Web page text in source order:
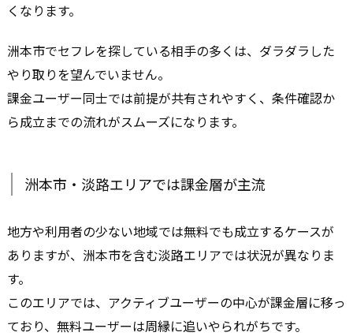
くなります。
洲本市でセフレを探している相手の多くは、ダラダラした
やり取りを望んでいません。
課金ユーザー同士では前提が共有されやすく、条件確認か
ら成立までの流れがスムーズになります。
洲本市・淡路エリアでは課金層が主流
地方や利用者の少ない地域では無料でも成立するケースが
ありますが、洲本市を含む淡路エリアでは状況が異なりま
す。
このエリアでは、アクティブユーザーの中心が課金層に移っ
ており、無料ユーザーは周縁に追いやられがちです。